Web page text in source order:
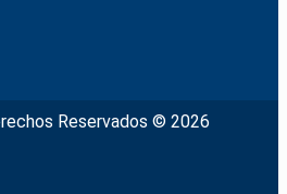
Reservados © 2026